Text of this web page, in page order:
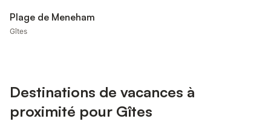
Plage de Meneham
Gîtes
Destinations de vacances à
proximité pour Gîtes